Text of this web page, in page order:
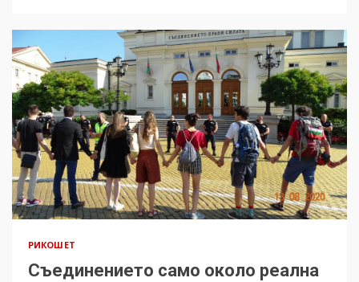
РИКОШЕТ
Съединението само около реална